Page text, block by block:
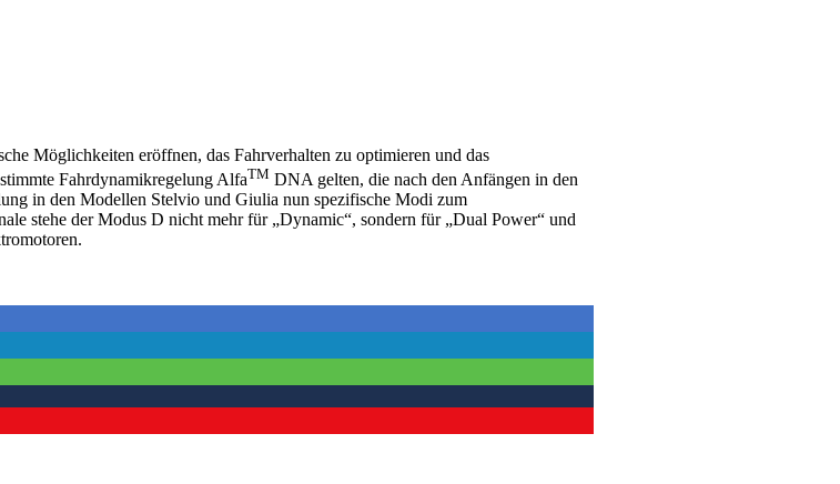
Möglichkeiten eröffnen, das Fahrverhalten zu optimieren und das
Fahrdynamikregelung AlfaTM DNA gelten, die nach den Anfängen in den
in den Modellen Stelvio und Giulia nun spezifische Modi zum
stehe der Modus D nicht mehr für „Dynamic“, sondern für „Dual Power“ und